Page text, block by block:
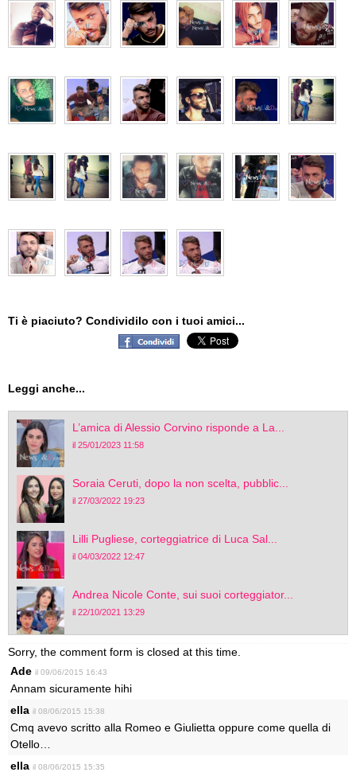
Ti è piaciuto? Condividilo con i tuoi amici...
Leggi anche...
L’amica di Alessio Corvino risponde a La...
il 25/01/2023 11:58
Soraia Ceruti, dopo la non scelta, pubblic...
il 27/03/2022 19:23
Lilli Pugliese, corteggiatrice di Luca Sal...
il 04/03/2022 12:47
Andrea Nicole Conte, sui suoi corteggiator...
il 22/10/2021 13:29
Sorry, the comment form is closed at this time.
Ade il 09/06/2015 16:43
Annam sicuramente hihi
ella il 08/06/2015 15:38
Cmq avevo scritto alla Romeo e Giulietta oppure come quella di
Otello…
ella il 08/06/2015 15:35